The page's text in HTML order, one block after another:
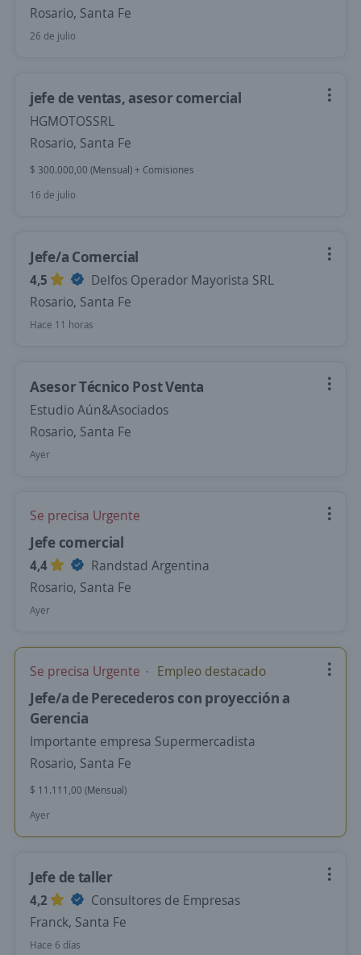
Rosario, Santa Fe
26 de julio
jefe de ventas, asesor comercial
HGMOTOSSRL
Rosario, Santa Fe
$ 300.000,00 (Mensual) + Comisiones
16 de julio
Jefe/a Comercial
4,5
Delfos Operador Mayorista SRL
Rosario, Santa Fe
Hace 11 horas
Asesor Técnico Post Venta
Estudio Aún&Asociados
Rosario, Santa Fe
Ayer
Se precisa Urgente
Jefe comercial
4,4
Randstad Argentina
Rosario, Santa Fe
Ayer
Se precisa Urgente Empleo destacado
Jefe/a de Perecederos con proyección a
Gerencia
Importante empresa Supermercadista
Rosario, Santa Fe
$ 11.111,00 (Mensual)
Ayer
Jefe de taller
4,2
Consultores de Empresas
Franck, Santa Fe
Hace 6 días